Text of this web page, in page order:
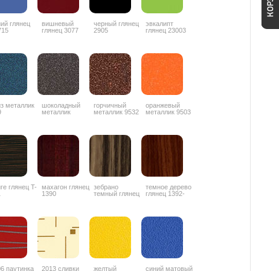
глянец
вишневый
глянец 3077
черный глянец
2905
эвкалипт
глянец 23003
металлик
шоколадный
металлик
горчичный
металлик 9532
оранжевый
металлик 9503
глянец T-
махагон глянец
1390
зебрано
темный глянец
темное дерево
глянец 1392-
паутинка 2013 сливки желтый синий матовый